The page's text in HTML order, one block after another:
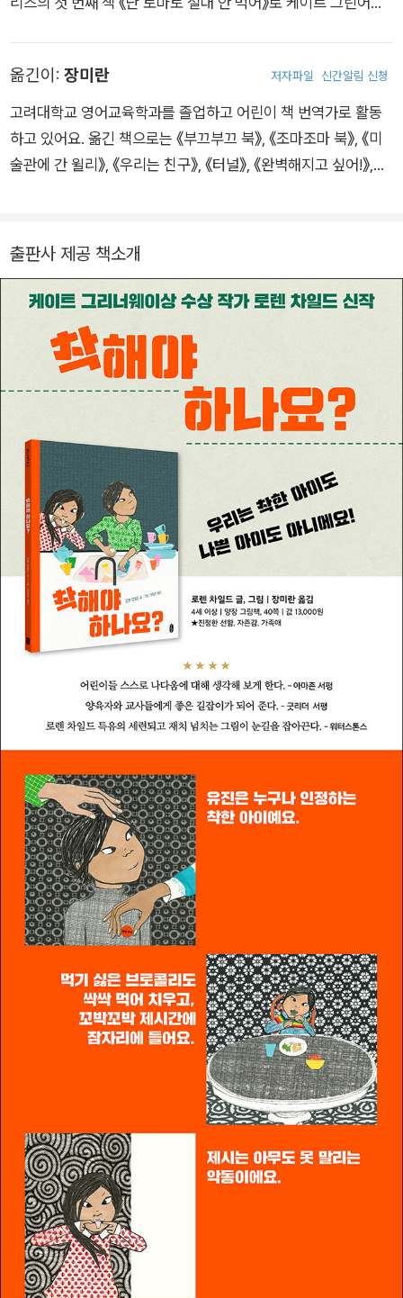
생이 미운 걸 어떡해!》, 《꼬마 천재 허버트》, 《내가 꿈꾸는 침대》,
《쉿! 책 속 늑대를 조심해!》, 《넌 어느 별에 살고 있니?》, 《사자가
좋아!》가 있고, 《오늘은 회색빛》, 《꼬마 백만장자 삐삐》, 《내 이름
은 삐삐 롱스타킹》에 그림을 그렸습니다.
옮긴이: 장미란 저자파일 신간알림 신청
고려대학교 영어교육학과를 졸업하고 어린이 책 번역가로 활동
하고 있어요. 옮긴 책으로는 《부끄부끄 북》, 《조마조마 북》, 《미
술관에 간 윌리》, 《우리는 친구》, 《터널》, 《완벽해지고 싶어!》,
출판사 제공 책소개